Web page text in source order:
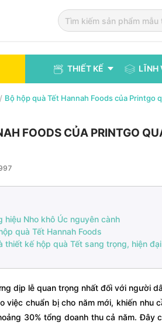
THIẾT KẾ LĨNH
/ Bộ hộp quà Tết Hannah Foods của Printgo
FOODS CỦA PRINTGO
hiệu Nho khô Úc nguyên cành
quà Tết Hannah Foods
thiết kế hộp quà Tết sang trọng, hiện
dịp lễ quan trọng nhất đối với người
việc chuẩn bị cho năm mới, khiến nhu
30% tổng doanh thu cả năm.